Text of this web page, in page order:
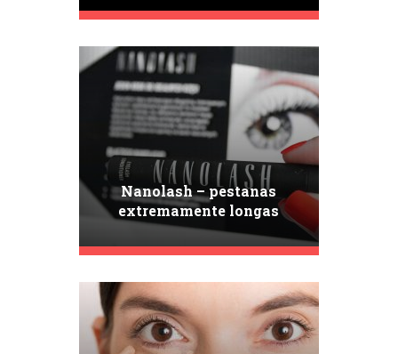
Nanobrow Eyebrow Styling
Nanolash – pestanas
extremamente longas